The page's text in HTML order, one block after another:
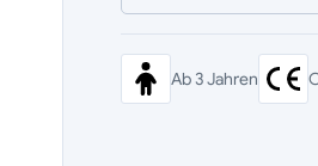
Ab 3 Jahren